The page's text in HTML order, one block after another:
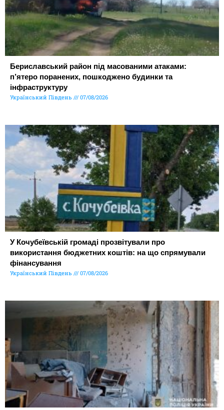
Бериславський район під масованими атаками:
п’ятеро поранених, пошкоджено будинки та
інфраструктуру
Український Південь 07/08/2026
У Кочубеївській громаді прозвітували про
використання бюджетних коштів: на що спрямували
фінансування
Український Південь 07/08/2026